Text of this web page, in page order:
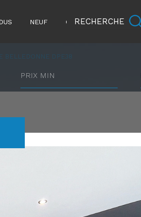
NEUF CARRIÈRE
RECHERCHE
min
BELLEDONNE DPE38